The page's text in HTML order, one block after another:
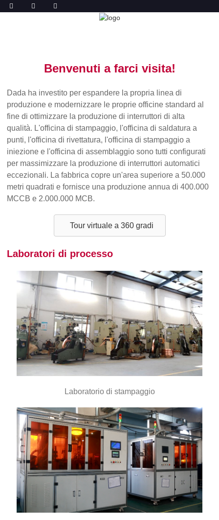
GIRO DELLA FABBRICA
Benvenuti a farci visita!
Dada ha investito per espandere la propria linea di
produzione e modernizzare le proprie officine standard al
fine di ottimizzare la produzione di interruttori di alta
qualità. L'officina di stampaggio, l'officina di saldatura a
punti, l'officina di rivettatura, l'officina di stampaggio a
iniezione e l'officina di assemblaggio sono tutti configurati
per massimizzare la produzione di interruttori automatici
eccezionali. La fabbrica copre un'area superiore a 50.000
metri quadrati e fornisce una produzione annua di 400.000
MCCB e 2.000.000 MCB.
Tour virtuale a 360 gradi
Laboratori di processo
Laboratorio di stampaggio